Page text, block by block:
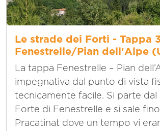
Le strade dei Forti - Tappa
Fenestrelle/Pian dell'Alpe
La tappa Fenestrelle – Pian
impegnativa dal punto di vista
tecnicamente facile. Si parte dal
Forte di Fenestrelle e si sale
Pracatinat dove un tempo vi